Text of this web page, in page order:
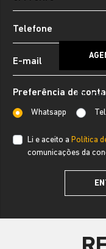
Preferência de
Whatsapp
Li e aceito a Política
comunicações da